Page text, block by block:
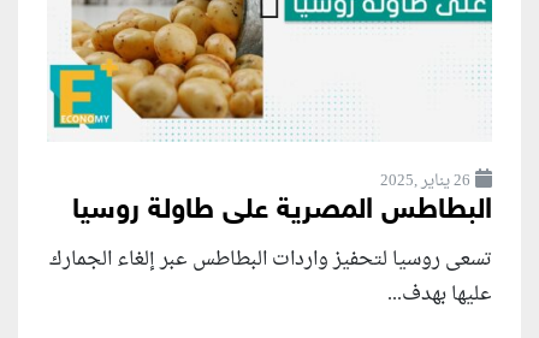
26 يناير ,2025
البطاطس المصرية على طاولة روسيا
تسعى روسيا لتحفيز واردات البطاطس عبر إلغاء الجمارك
عليها بهدف...